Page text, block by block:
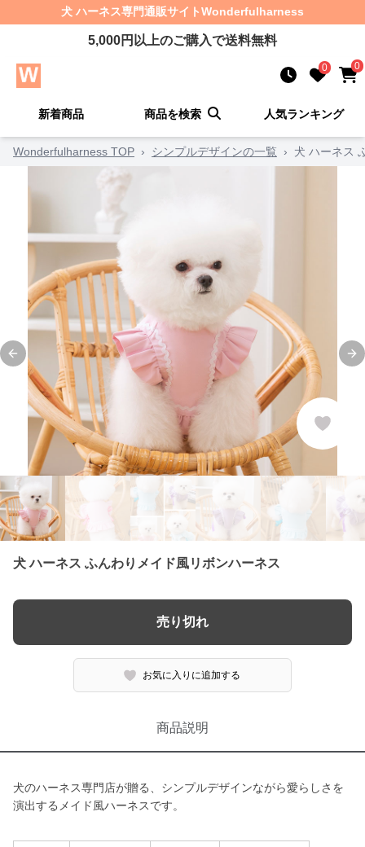
犬 ハーネス専門通販サイトWonderfulharness
5,000円以上のご購入で送料無料
0 0
新着商品 商品を検索 人気ランキング
Wonderfulharness TOP › シンプルデザインの一覧 › 犬 ハーネス
Previous slide
犬 ハーネス ふんわりメイド風リボンハーネス
売り切れ
お気に入りに追加する
商品説明
犬のハーネス専門店が贈る、シンプルデザインながら愛らしさを
演出するメイド風ハーネスです。